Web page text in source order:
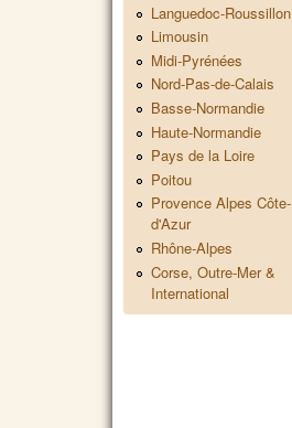
Languedoc-Roussillon
Limousin
Midi-Pyrénées
Nord-Pas-de-Calais
Basse-Normandie
Haute-Normandie
Pays de la Loire
Poitou
Provence Alpes Côte-
d'Azur
Rhône-Alpes
Corse, Outre-Mer &
International